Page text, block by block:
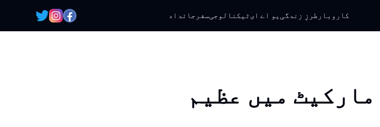
کاروبار طرزِ زندگی یو اے ایٹیکنالوجیسفر جائداد
میں عظیم